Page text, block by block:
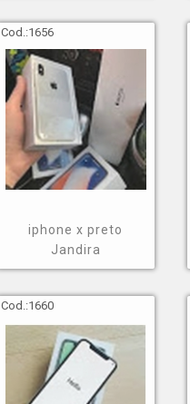
Cod.:1656
iphone x preto
Jandira
Cod.:1660